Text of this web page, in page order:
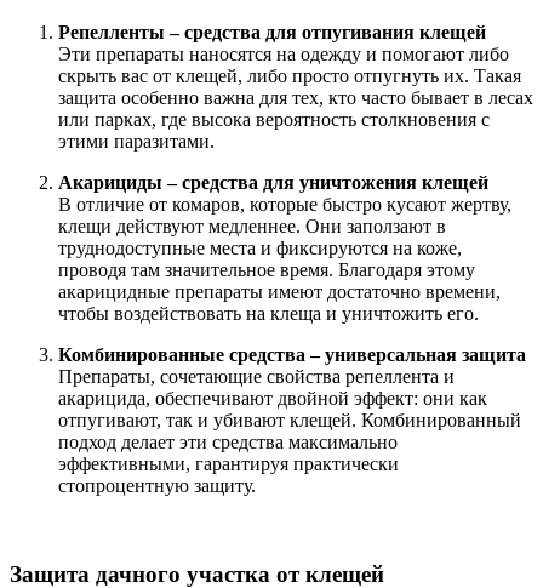
Репелленты – средства для отпугивания клещей
Эти препараты наносятся на одежду и помогают либо
скрыть вас от клещей, либо просто отпугнуть их. Такая
защита особенно важна для тех, кто часто бывает в лесах
или парках, где высока вероятность столкновения с
этими паразитами.
Акарициды – средства для уничтожения клещей
В отличие от комаров, которые быстро кусают жертву,
клещи действуют медленнее. Они заползают в
труднодоступные места и фиксируются на коже,
проводя там значительное время. Благодаря этому
акарицидные препараты имеют достаточно времени,
чтобы воздействовать на клеща и уничтожить его.
Комбинированные средства – универсальная защита
Препараты, сочетающие свойства репеллента и
акарицида, обеспечивают двойной эффект: они как
отпугивают, так и убивают клещей. Комбинированный
подход делает эти средства максимально
эффективными, гарантируя практически
стопроцентную защиту.
Защита дачного участка от клещей